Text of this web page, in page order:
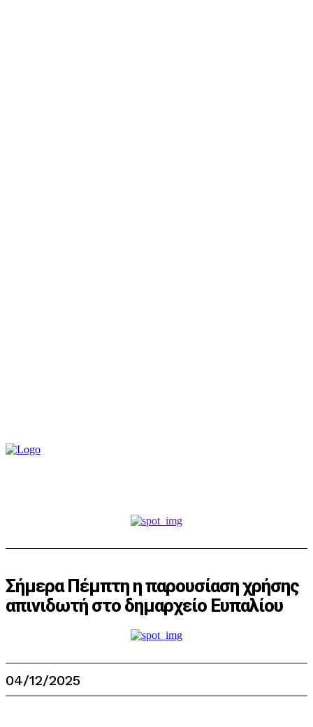
Σήμερα Πέμπτη η παρουσίαση χρήσης
απινιδωτή στο δημαρχείο Ευπαλίου
04/12/2025